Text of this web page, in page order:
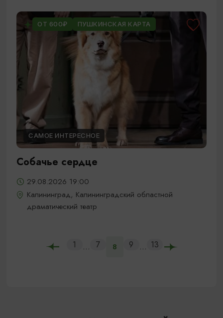
ОТ 600₽ ПУШКИНСКАЯ КАРТА
САМОЕ ИНТЕРЕСНОЕ
Собачье сердце
29.08.2026 19:00
Калининград, Калининградский областной
драматический театр
1 ... 7 8 9 ... 13